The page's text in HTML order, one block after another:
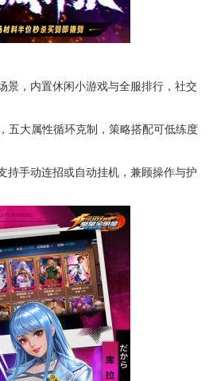
，内置休闲小游戏与全服排行，社交
大属性循环克制，策略搭配可低练度
手动连招或自动挂机，兼顾操作与护